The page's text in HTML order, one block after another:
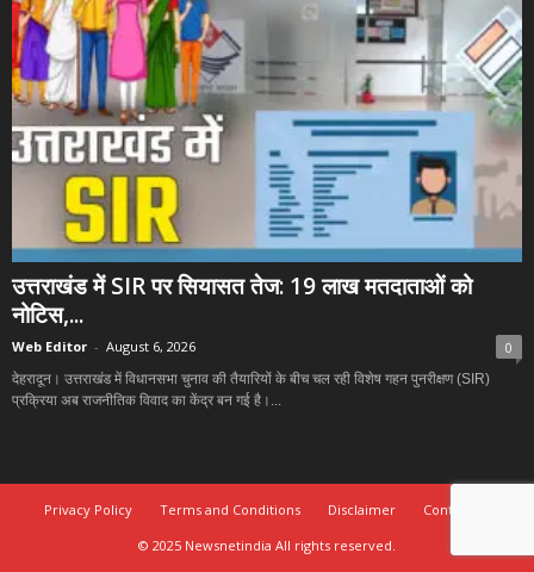
उत्तराखंड में SIR पर सियासत तेज: 19 लाख मतदाताओं को
नोटिस,...
Web Editor - August 6, 2026 0
देहरादून। उत्तराखंड में विधानसभा चुनाव की तैयारियों के बीच चल रही विशेष गहन पुनरीक्षण (SIR)
प्रक्रिया अब राजनीतिक विवाद का केंद्र बन गई है।...
Privacy Policy Terms and Conditions Disclaimer
Contact Us
© 2025 Newsnetindia All rights reserved.